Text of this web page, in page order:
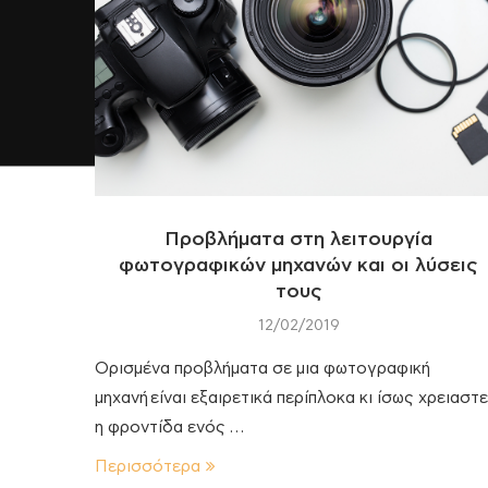
Προβλήματα στη λειτουργία
φωτογραφικών μηχανών και οι λύσεις
τους
12/02/2019
Ορισμένα προβλήματα σε μια φωτογραφική
μηχανή είναι εξαιρετικά περίπλοκα κι ίσως
η φροντίδα ενός …
Περισσότερα